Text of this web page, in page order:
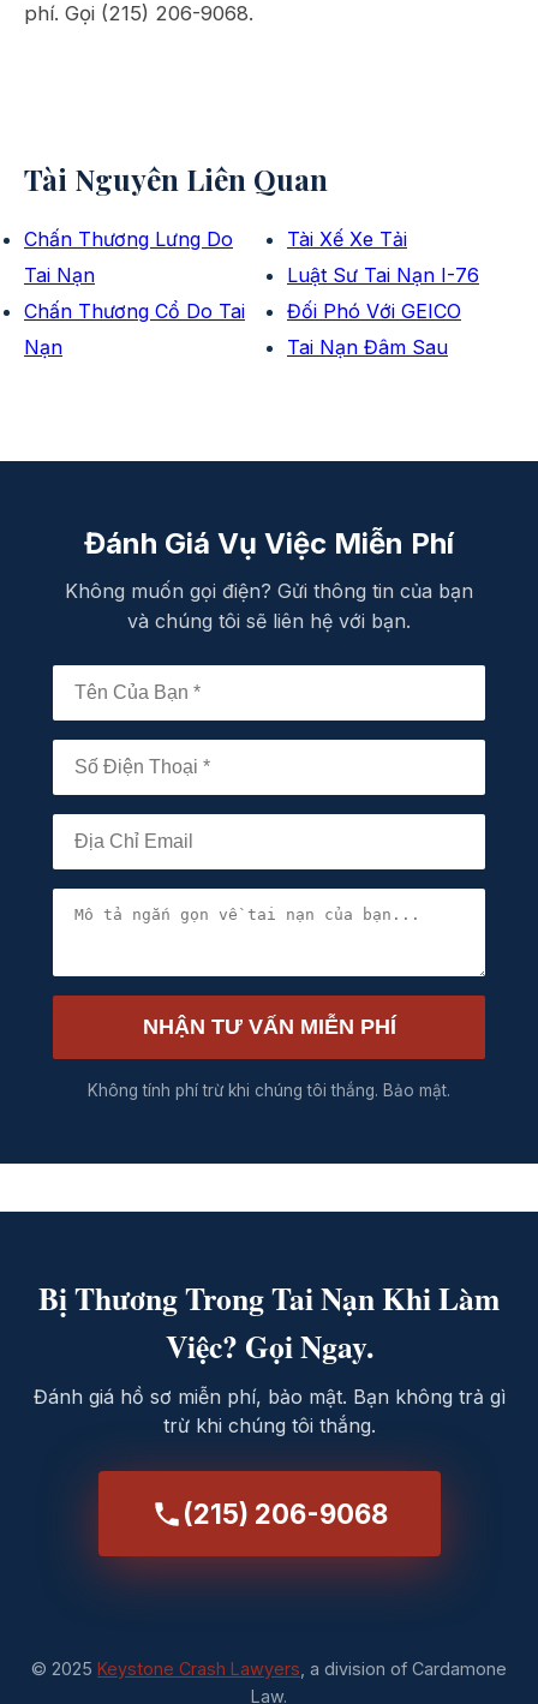
phí. Gọi (215) 206-9068.
Tài Nguyên Liên Quan
Chấn Thương Lưng Do
Tai Nạn
Chấn Thương Cổ Do Tai
Nạn
Tài Xế Xe Tải
Luật Sư Tai Nạn I-76
Đối Phó Với GEICO
Tai Nạn Đâm Sau
Đánh Giá Vụ Việc Miễn Phí
Không muốn gọi điện? Gửi thông tin của bạn
và chúng tôi sẽ liên hệ với bạn.
NHẬN TƯ VẤN MIỄN PHÍ
Không tính phí trừ khi chúng tôi thắng. Bảo mật.
Bị Thương Trong Tai Nạn Khi Làm
Việc? Gọi Ngay.
Đánh giá hồ sơ miễn phí, bảo mật. Bạn không trả gì
trừ khi chúng tôi thắng.
(215) 206-9068
© 2025 Keystone Crash Lawyers , a division of Cardamone
Law.